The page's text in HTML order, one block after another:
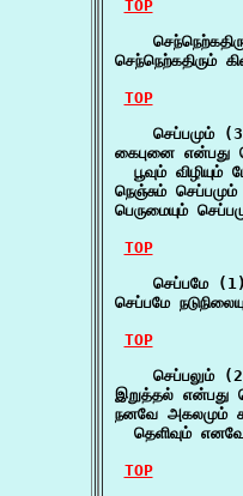
TOP
செந்நெற்கதிரும்
TOP
செப்பமும்
கைபுனை என்பது
பூவும்
நெஞ்சும்
பெருமையும்
TOP
செப்பமே
செப்பமே
TOP
செப்பலும்
இறுத்தல் என்பது
நனவே அகலமும்
தெளிவும்
TOP